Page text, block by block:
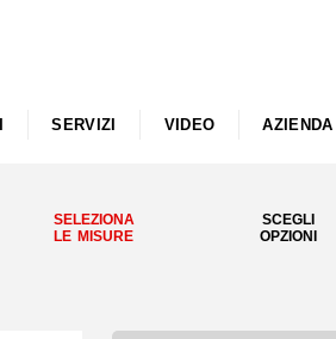
SERVIZI VIDEO AZIENDA
SELEZIONA
LE MISURE
SCEGLI
OPZIONI